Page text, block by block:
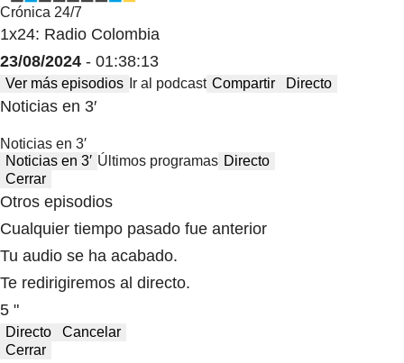
Crónica 24/7
1x24: Radio Colombia
23/08/2024 - 01:38:13
Ver más episodios Ir al podcast Compartir Directo
Noticias en 3′
Noticias en 3′
Noticias en 3′ Últimos programas Directo
Cerrar
Otros episodios
Cualquier tiempo pasado fue anterior
Tu audio se ha acabado.
Te redirigiremos al directo.
5 "
Directo
Cancelar
Cerrar